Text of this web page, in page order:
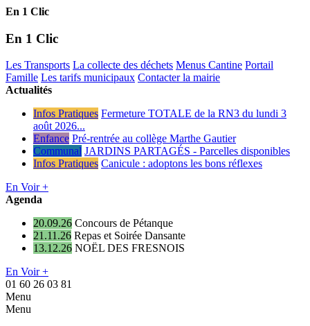
En 1 Clic
En 1 Clic
Les Transports La collecte des déchets Menus Cantine Portail
Famille Les tarifs municipaux Contacter la mairie
Actualités
Infos Pratiques Fermeture TOTALE de la RN3 du lundi 3
août 2026...
Enfance Pré-rentrée au collège Marthe Gautier
Communal JARDINS PARTAGÉS - Parcelles disponibles
Infos Pratiques Canicule : adoptons les bons réflexes
En Voir +
Agenda
20.09.26 Concours de Pétanque
21.11.26 Repas et Soirée Dansante
13.12.26 NOËL DES FRESNOIS
En Voir +
01 60 26 03 81
Menu
Menu